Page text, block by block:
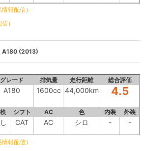
報配信）
）
A180 (2013)
グレード 排気量 走行距離 総合評価
A180 1600cc 44,000km 4.5
シフト AC 色 内装 外装
CAT AC シロ - -
報配信）